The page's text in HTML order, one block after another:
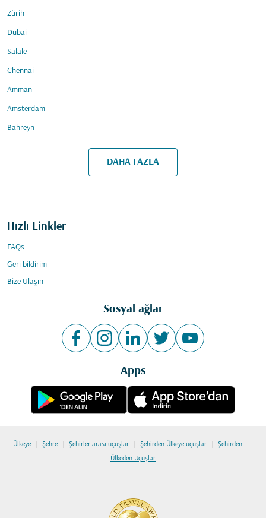
Zürih
Dubai
Salale
Chennai
Amman
Amsterdam
Bahreyn
DAHA FAZLA
Hızlı Linkler
FAQs
Geri bildirim
Bize Ulaşın
Sosyal ağlar
Apps
Ülkeye | Şehre | Şehirler arası uçuşlar | Şehirden Ülkeye uçuşlar | Şehirden |
Ülkeden Uçuşlar